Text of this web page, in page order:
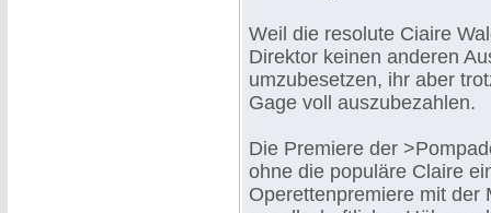
Weil die resolute Ciaire
Direktor keinen anderen
umzubesetzen, ihr aber
Gage voll auszubezahlen.
Die Premiere der
ohne die populäre Claire
Operettenpremiere mit der